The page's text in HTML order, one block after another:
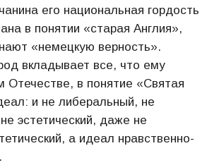
его национальная гордость
в понятии «старая Англия»,
«немецкую верность».
вкладывает все, что ему
Отечестве, в понятие «Святая
и не либеральный, не
эстетический, даже не
а идеал нравственно-